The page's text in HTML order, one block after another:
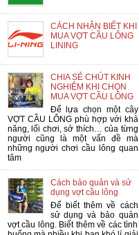
CÁCH NHẬN BIẾT KHI
MUA VỢT CẦU LÔNG
LINING
CHIA SẺ CHÚT KINH
NGHIỆM KHI CHỌN
MUA VỢT CẦU LÔNG
Để lựa chọn một cây
VỢT CẦU LÔNG phù hợp với khả
năng, lối chơi, sở thích… của từng
người cũng là một vấn đề mà
những người chơi cầu lông quan
tâm
Cách bảo quản và sử
dụng vợt cầu lông
Để biết thêm về cách
sử dụng và bảo quản
vợt cầu lông. Biết thêm về các tình